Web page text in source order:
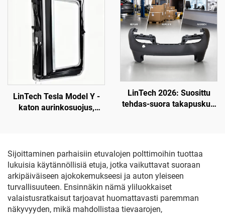
sekä rajat ylittävään
viennin
UV-säteilyltä
LinTech Tesla Model Y -
katon aurinkosuojus,
UV-säteilyltä
LinTech 2026: Suosittu
tehdas-suora takapuskuri
Sijoittaminen parhaisiin etuvalojen polttimoihin tuottaa
lukuisia käytännöllisiä etuja, jotka vaikuttavat suoraan
arkipäiväiseen ajokokemukseesi ja auton yleiseen
turvallisuuteen. Ensinnäkin nämä yliluokkaiset
valaistusratkaisut tarjoavat huomattavasti paremman
näkyvyyden, mikä mahdollistaa tievaarojen,